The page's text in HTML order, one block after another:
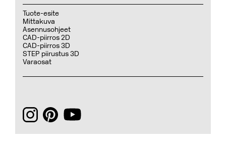
Tuote-esite
Mittakuva
Asennusohjeet
CAD-piirros 2D
CAD-piirros 3D
STEP piirustus 3D
Varaosat